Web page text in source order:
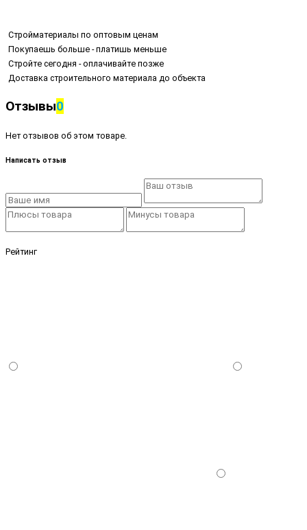
Стройматериалы по оптовым ценам
Покупаешь больше - платишь меньше
Стройте сегодня - оплачивайте позже
Доставка строительного материала до объекта
Отзывы0
Нет отзывов об этом товаре.
Написать отзыв
Рейтинг